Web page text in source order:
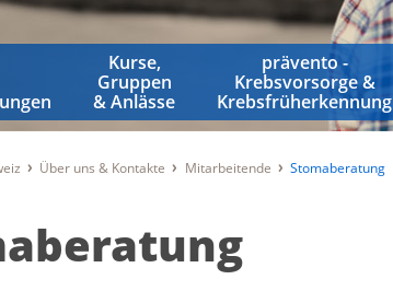
Kurse,
Gruppen
& Anlässe
prävento -
Krebsvorsorge &
Krebsfrüherkennung
Über uns & Kontakte Mitarbeitende Stomaberatung